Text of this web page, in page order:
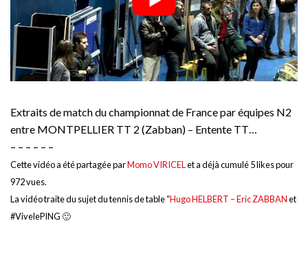
Extraits de match du championnat de France par équipes N2
entre MONTPELLIER TT 2 (Zabban) – Entente TT…
– – – – – –
Cette vidéo a été partagée parMomo VIRICELet a déjà cumulé 5 likes pour
972 vues.
La vidéo traite du sujet du tennis de table “Hugo HELBERT – Eric ZABBANet
#VivelePING 🙂